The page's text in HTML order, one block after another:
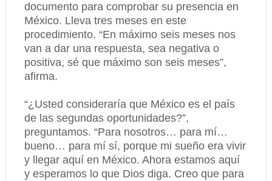
documento para comprobar su presencia en
México. Lleva tres meses en este
procedimiento. “En máximo seis meses nos
van a dar una respuesta, sea negativa o
positiva, sé que máximo son seis meses”,
afirma.
“¿Usted consideraría que México es el país
de las segundas oportunidades?”,
preguntamos. “Para nosotros… para mí…
bueno… para mí sí, porque mi sueño era vivir
y llegar aquí en México. Ahora estamos aquí
y esperamos lo que Dios diga. Creo que para